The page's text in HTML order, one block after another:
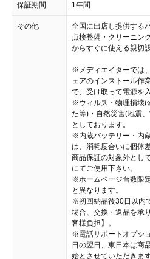
保証期間 1年間
その他
全国に出店し提供する
点検整備・クリーニン
からすぐに使える親切
※メディエイターでは
ェアのインストール作
で、受け取って電源を
※ウィルス・物理損壊(
た等)・自然災害(地震
としております。
※内蔵バッテリー・内
は、消耗度合いに個体
商品保証の対象外とし
にてご使用下さい。
※ホームページ台数限
と異なります。
※初回納品後30日以内
場合、交換・返品を承
客様負担】。
※電話サポートオプシ
日の翌日、東日本は商
始とさせていただきます